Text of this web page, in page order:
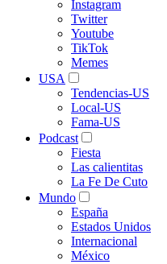
Instagram
Twitter
Youtube
TikTok
Memes
USA
Tendencias-US
Local-US
Fama-US
Podcast
Fiesta
Las calientitas
La Fe De Cuto
Mundo
España
Estados Unidos
Internacional
México